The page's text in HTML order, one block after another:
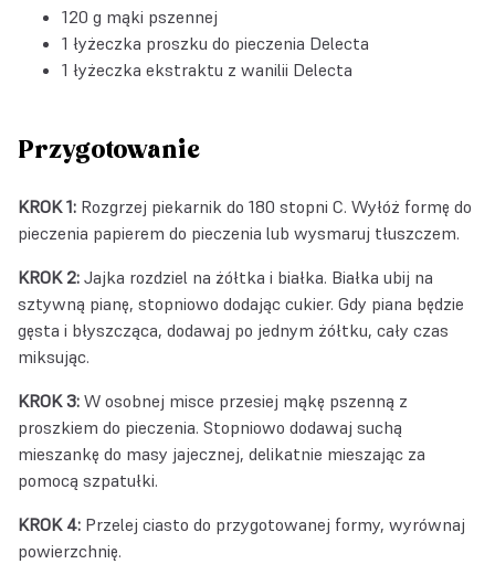
120 g mąki pszennej
1 łyżeczka proszku do pieczenia Delecta
1 łyżeczka ekstraktu z wanilii Delecta
Przygotowanie
KROK 1: Rozgrzej piekarnik do 180 stopni C. Wyłóż formę do
pieczenia papierem do pieczenia lub wysmaruj tłuszczem.
KROK 2: Jajka rozdziel na żółtka i białka. Białka ubij na
sztywną pianę, stopniowo dodając cukier. Gdy piana będzie
gęsta i błyszcząca, dodawaj po jednym żółtku, cały czas
miksując.
KROK 3: W osobnej misce przesiej mąkę pszenną z
proszkiem do pieczenia. Stopniowo dodawaj suchą
mieszankę do masy jajecznej, delikatnie mieszając za
pomocą szpatułki.
KROK 4: Przelej ciasto do przygotowanej formy, wyrównaj
powierzchnię.